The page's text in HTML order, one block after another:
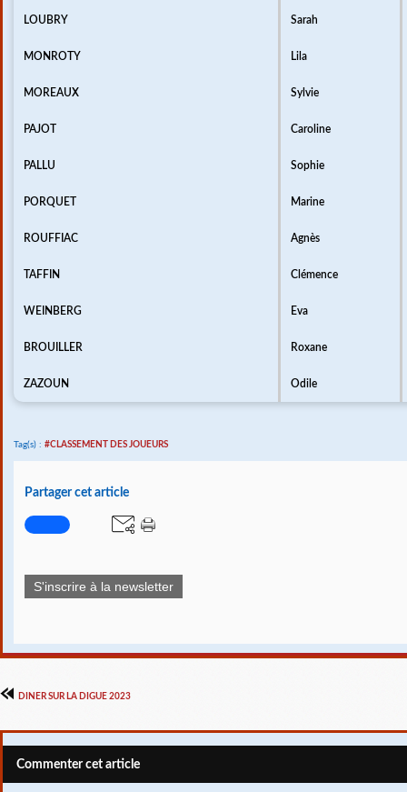
LOUBRY Sarah
MONROTY Lila
MOREAUX Sylvie
PAJOT Caroline
PALLU Sophie
PORQUET Marine
ROUFFIAC Agnès
TAFFIN Clémence
WEINBERG Eva
BROUILLER Roxane
ZAZOUN Odile
Tag(s) : #CLASSEMENT DES JOUEURS
Partager cet article
S'inscrire à la newsletter
DINER SUR LA DIGUE 2023
Commenter cet article